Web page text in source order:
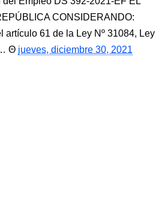
CONSIDERANDO:
artículo 61 de la Ley Nº 31084, Ley
jueves, diciembre 30, 2021